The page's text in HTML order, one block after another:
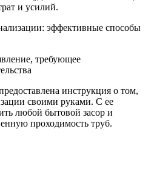
и усилий.
требующее
инструкция о том,
своими руками. С ее
любой бытовой засор и
проходимость труб.